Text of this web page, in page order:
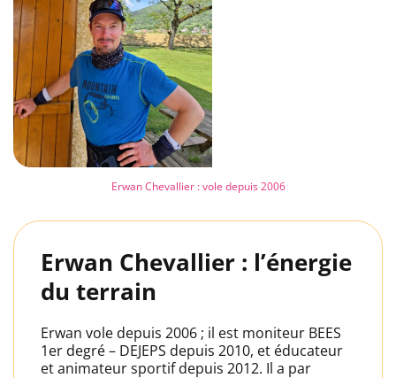
Erwan Chevallier : vole depuis 2006
Erwan Chevallier : l’énergie
du terrain
Erwan vole depuis 2006 ; il est moniteur BEES
1er degré – DEJEPS depuis 2010, et éducateur
et animateur sportif depuis 2012. Il a par